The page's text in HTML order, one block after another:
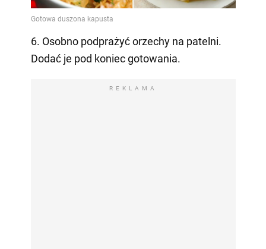
6. Osobno podprażyć orzechy na patelni.
Dodać je pod koniec gotowania.
REKLAMA